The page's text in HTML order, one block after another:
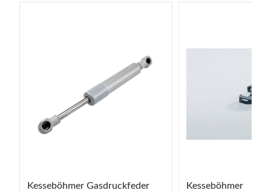
Kesseböhmer Gasdruckfeder
Kesseböhmer